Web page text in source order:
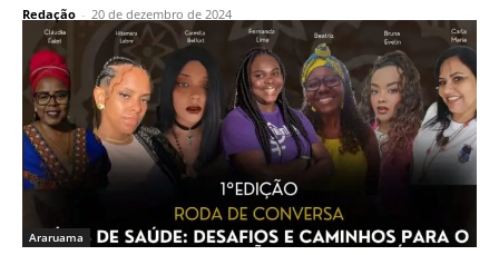
Redação - 20 de dezembro de 2024
Araruama